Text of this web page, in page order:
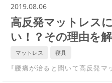
2019.08.06
高反発マットレス
い！？その理由を
マットレス 寝具
「腰痛が治ると聞いて高反発